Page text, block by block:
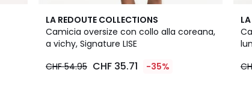
LA REDOUTE COLLECTIONS
Camicia oversize con collo alla coreana,
a vichy, Signature LISE
CHF 54.95 CHF 35.71 -35%
3.2
/ 5
/